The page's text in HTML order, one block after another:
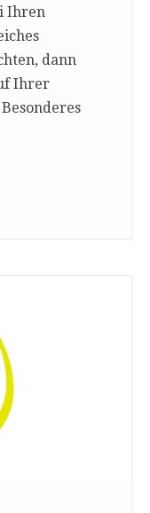
Ihren
dann
Ihrer